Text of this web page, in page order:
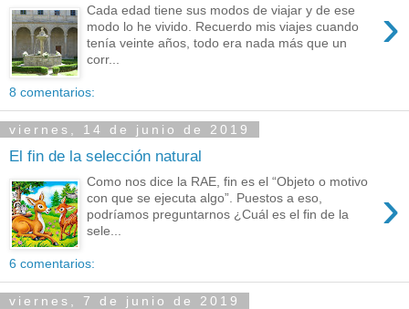
›
Cada edad tiene sus modos de viajar y de ese
modo lo he vivido. Recuerdo mis viajes cuando
tenía veinte años, todo era nada más que un
corr...
8 comentarios:
viernes, 14 de junio de 2019
El fin de la selección natural
›
Como nos dice la RAE, fin es el “Objeto o motivo
con que se ejecuta algo”. Puestos a eso,
podríamos preguntarnos ¿Cuál es el fin de la
sele...
6 comentarios:
viernes, 7 de junio de 2019